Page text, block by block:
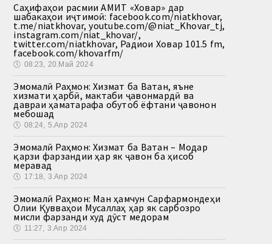
Саҳифаҳои расмии АМИТ «Ховар» дар
шабакаҳои иҷтимоӣ: facebook.com/niatkhovar,
t.me/niatkhovar, youtube.com/@niat_Khovar_tj,
instagram.com/niat_khovar/,
twitter.com/niatkhovar, Радиои Ховар 101.5 fm,
facebook.com/khovarfm/
🕔 08:23, 20.Май 2024
Эмомалӣ Раҳмон: Хизмат ба Ватан, яъне
хизмати ҳарбӣ, мактаби ҷавонмардӣ ва
давраи ҳаматарафа обутоб ёфтани ҷавонон
мебошад
🕔 08:24, 5.Апр 2024
Эмомалӣ Раҳмон: Хизмат ба Ватан – Модар
қарзи фарзандии ҳар як ҷавон ба ҳисоб
меравад
🕔 17:18, 3.Апр 2024
Эмомалӣ Раҳмон: Ман ҳамчун Сарфармондеҳи
Олии Қувваҳои Мусаллаҳ ҳар як сарбозро
мисли фарзанди худ дӯст медорам
🕔 11:27, 3.Апр 2024